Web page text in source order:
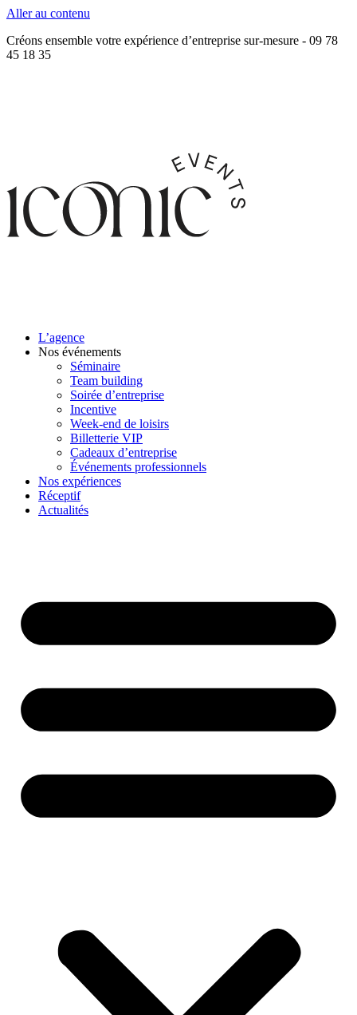
Aller au contenu
Créons ensemble votre expérience d’entreprise sur-mesure - 09 78
45 18 35
L’agence
Nos événements
Séminaire
Team building
Soirée d’entreprise
Incentive
Week-end de loisirs
Billetterie VIP
Cadeaux d’entreprise
Événements professionnels
Nos expériences
Réceptif
Actualités